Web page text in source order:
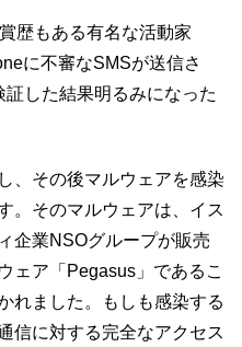
歴もある有名な活動家
に不審なSMSが送信さ
した結果明るみになった
、その後マルウェアを感染
。そのマルウェアは、イス
企業NSOグループが販売
ェア「Pegasus」であるこ
れました。もしも感染する
信に対する完全なアクセス